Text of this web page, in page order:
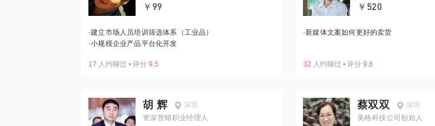
￥99
·建立市场人员培训筛选体系（工业品）
·小规模企业产品平台化开发
17 人约聊过 • 评分 9.5
￥520
·新媒体文案如何更好的卖货
32 人约聊过 • 评分 9.6
胡 辉
深圳
资深营销职业经理人
蔡双双
深圳
美格科技公司创始人